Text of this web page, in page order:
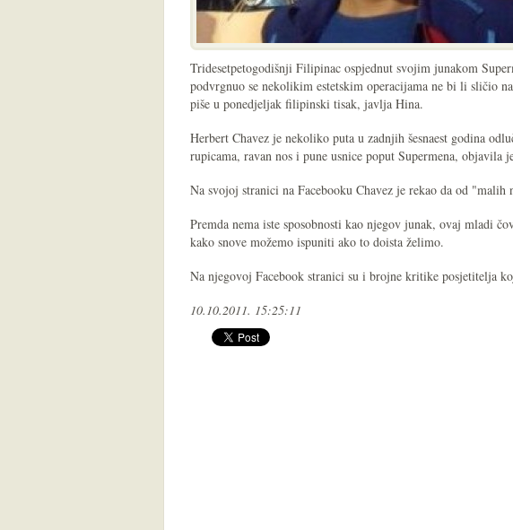
Tridesetpetogodišnji Filipinac ospjednut svojim junakom
podvrgnuo se nekolikim estetskim operacijama ne bi li sličio
piše u ponedjeljak filipinski tisak, javlja Hina.
Herbert Chavez je nekoliko puta u zadnjih šesnaest godina
rupicama, ravan nos i pune usnice poput Supermena, objavila
Na svojoj stranici na Facebooku Chavez je rekao da od
Premda nema iste sposobnosti kao njegov junak, ovaj mladi
kako snove možemo ispuniti ako to doista želimo.
Na njegovoj Facebook stranici su i brojne kritike posjetitelja
10.10.2011. 15:25:11